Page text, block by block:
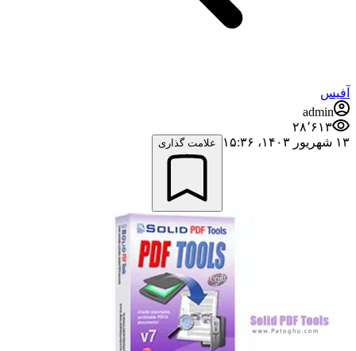
آفیس
admin
۲۸٬۶۱۳
۱۳ شهریور ۱۴۰۳،‏ ۱۵:۳۶
علامت گذاری